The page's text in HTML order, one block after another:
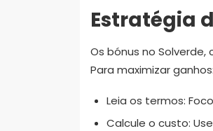
Estratégia
Os bónus no
Para maximizar ganhos:
Leia os termos:
Calcule o custo: